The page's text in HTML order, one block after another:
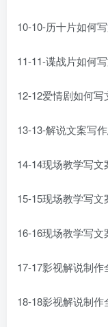
10-10-历十片如何
11-11-谍战片如何
12-12爱情剧如何
13-13-解说文案写
14-14现场教学写
15-15现场教学写
16-16现场教学写
17-17影视解说制
18-18影视解说制